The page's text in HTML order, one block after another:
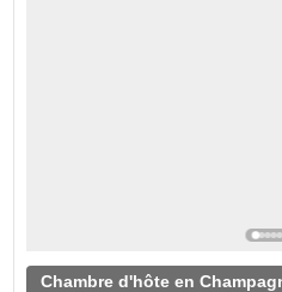
Chambre d'hôte en